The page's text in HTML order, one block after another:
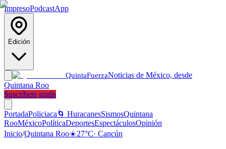
ImpresoPodcastApp
Edición
QuintaFuerzaNoticias de México, desde
Quintana Roo
Suscríbete gratis
PortadaPoliciaca 🌀 HuracanesSismosQuintana
RooMéxicoPolíticaDeportesEspectáculosOpinión
Inicio/Quintana Roo☀️27°C· Cancún